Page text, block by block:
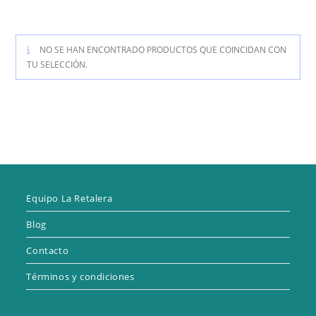
NO SE HAN ENCONTRADO PRODUCTOS QUE COINCIDAN CON
TU SELECCIÓN.
Equipo La Retalera
Blog
Contacto
Términos y condiciones